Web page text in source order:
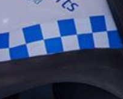
العمليات والخدمات
ابتكار تجربة سفر رائعة لملايين
مما يعني أنك تُبدع وتنمو
يومياَ.